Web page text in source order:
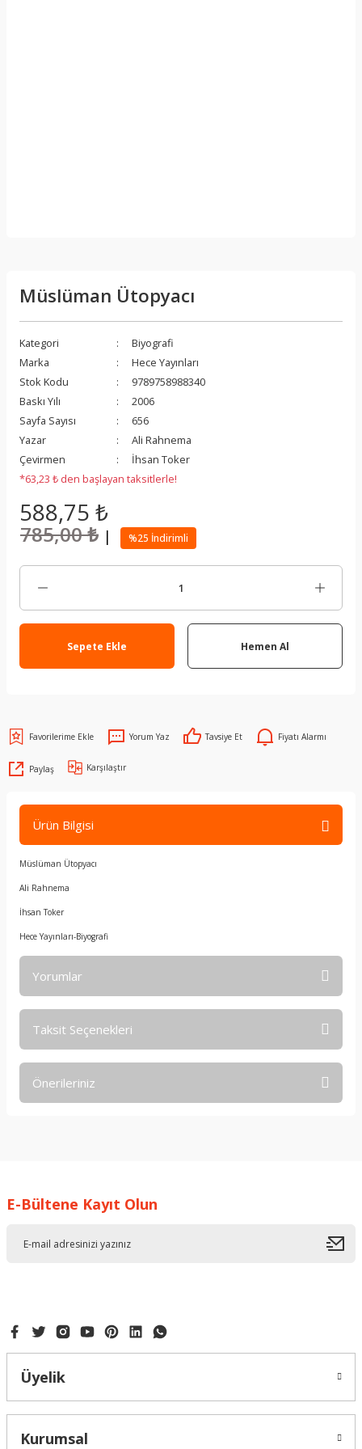
Müslüman Ütopyacı
Kategori
Biyografi
Marka
Hece Yayınları
Stok Kodu
9789758988340
Baskı Yılı
2006
Sayfa Sayısı
656
Yazar
Ali Rahnema
Çevirmen
İhsan Toker
*63,23 ₺ den başlayan taksitlerle!
588,75 ₺
785,00 ₺ | %25 İndirimli
Sepete Ekle Hemen Al
Yorum Yaz Tavsiye Et Fiyatı Alarmı
Paylaş Karşılaştır
Ürün Bilgisi
Müslüman Ütopyacı
Ali Rahnema
İhsan Toker
Hece Yayınları-Biyografi
Yorumlar
Taksit Seçenekleri
Önerileriniz
Ürün resmi kalitesiz, bozuk veya görüntülenemiyor.
E-Bültene Kayıt Olun
Üyelik
Kurumsal